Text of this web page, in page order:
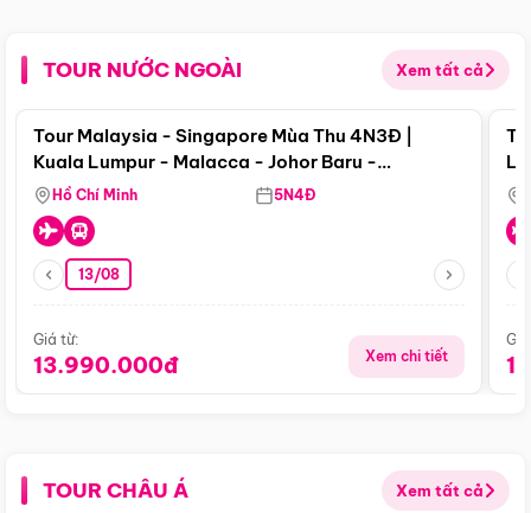
TOUR NƯỚC NGOÀI Xem tất cả
Điểm nổi bật
Tour Malaysia - Singapore Mùa Thu 4N3Đ |
Kuala Lumpur - Malacca - Johor Baru -
Singapore
Hồ Chí Minh 5N4Đ
13/08
Giá từ:
13.990.000đ Xem chi tiết
TOUR CHÂU Á Xem tất cả
Điểm nổi bật